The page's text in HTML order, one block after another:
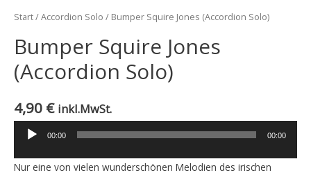
Start/Accordion Solo / Bumper Squire Jones (Accordion Solo)
Bumper Squire Jones
(Accordion Solo)
4,90 € inkl.MwSt.
Audio-
Player
00:00 00:00
Nur eine von vielen wunderschönen Melodien des irischen